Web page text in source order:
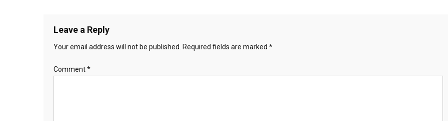
Leave a Reply
Your email address will not be published. Required fields are marked *
Comment*